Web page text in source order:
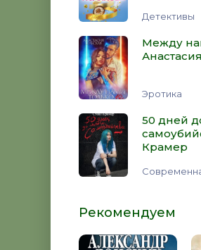
Детективы
Между
Эротика
50 дней
Крамер
Рекомендуем